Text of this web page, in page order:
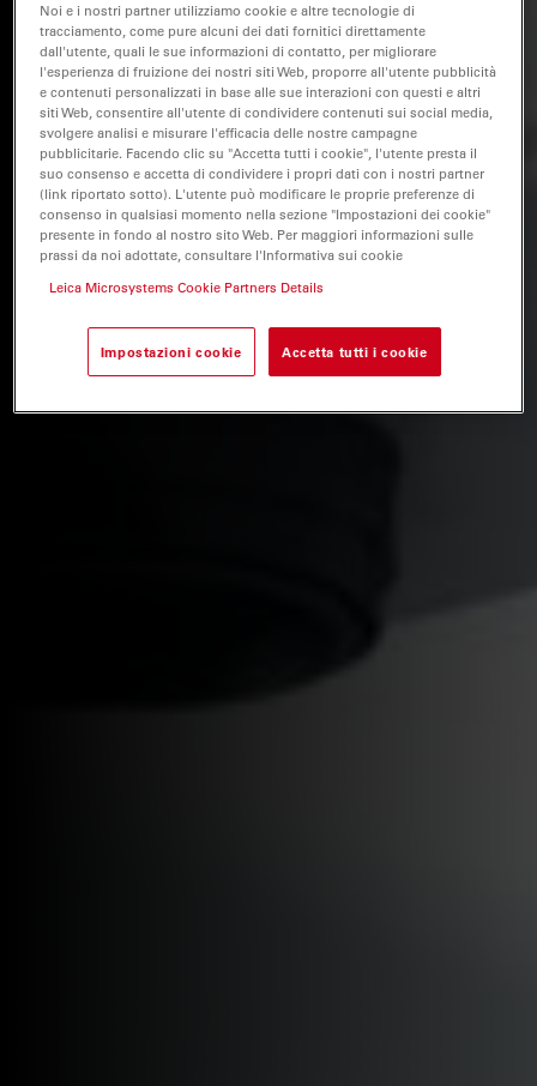
Noi e i nostri partner utilizziamo cookie e altre tecnologie di
tracciamento, come pure alcuni dei dati fornitici direttamente
dall'utente, quali le sue informazioni di contatto, per migliorare
l'esperienza di fruizione dei nostri siti Web, proporre all'utente pubblicità
e contenuti personalizzati in base alle sue interazioni con questi e altri
siti Web, consentire all'utente di condividere contenuti sui social media,
svolgere analisi e misurare l'efficacia delle nostre campagne
pubblicitarie. Facendo clic su "Accetta tutti i cookie", l'utente presta il
suo consenso e accetta di condividere i propri dati con i nostri partner
(link riportato sotto). L'utente può modificare le proprie preferenze di
consenso in qualsiasi momento nella sezione "Impostazioni dei cookie"
presente in fondo al nostro sito Web. Per maggiori informazioni sulle
prassi da noi adottate, consultare l'Informativa sui cookie
Leica Microsystems Cookie Partners Details
Impostazioni cookie Accetta tutti i cookie